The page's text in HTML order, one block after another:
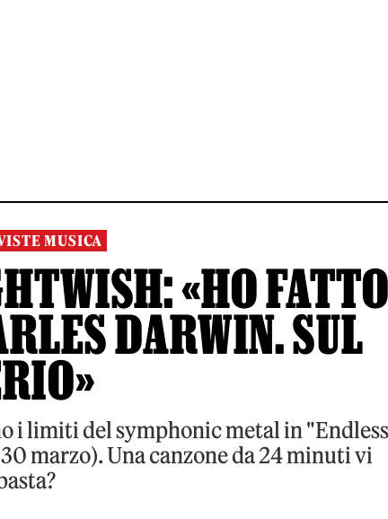
MUSICA
«HO
DARWIN. SUL
i limiti del symphonic metal in "Endless
marzo). Una canzone da 24 minuti vi